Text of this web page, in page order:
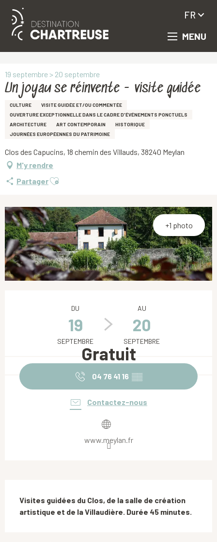
Aller
principal
MENU
FR
19 septembre > 20 septembre
Un joyau se réinvente - visite guidée
CULTURE
VISITE GUIDÉE ET/OU COMMENTÉE
OUVERTURE EXCEPTIONNELLE DANS LE CADRE D'ÉVÉNEMENTS PONCTUELS
ARCHITECTURE
ART CONTEMPORAIN
HISTORIQUE
JOURNÉES EUROPÉENNES DU PATRIMOINE
Clos des Capucins, 18 chemin des Villauds, 38240 Meylan
M'y rendre
PartagerAjouter aux favoris
+1 photo
DU
19
SEPTEMBRE
AU
20
SEPTEMBRE
Gratuit
04 76 41 16 ▒▒
Contactez-nous
www.meylan.fr
Visites guidées du Clos, de la salle de création
artistique et de la Villaudière. Durée 45 minutes.